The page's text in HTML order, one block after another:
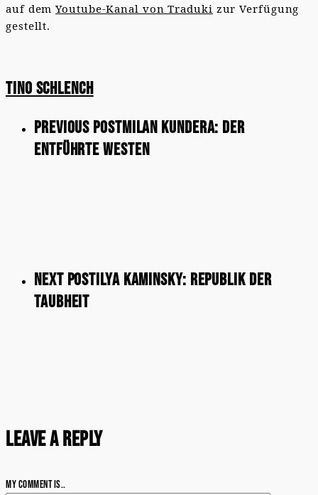
auf demYoutube-Kanal von Traduki zur Verfügung
gestellt.
Tino Schlench
Previous PostMilan Kundera: Der
entführte Westen
Next Post Ilya Kaminsky: Republik der
Taubheit
Leave a Reply
My comment is..